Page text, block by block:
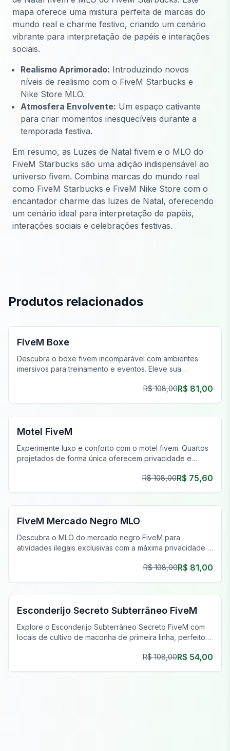
mapa oferece uma mistura perfeita de marcas do
mundo real e charme festivo, criando um cenário
vibrante para interpretação de papéis e interações
sociais.
Realismo Aprimorado: Introduzindo novos
níveis de realismo com o FiveM Starbucks e
Nike Store MLO.
Atmosfera Envolvente: Um espaço cativante
para criar momentos inesquecíveis durante a
temporada festiva.
Em resumo, as Luzes de Natal fivem e o MLO do
FiveM Starbucks são uma adição indispensável ao
universo fivem. Combina marcas do mundo real
como FiveM Starbucks e FiveM Nike Store com o
encantador charme das luzes de Natal, oferecendo
um cenário ideal para interpretação de papéis,
interações sociais e celebrações festivas.
Produtos relacionados
FiveM Boxe
Descubra o boxe fivem incomparável com ambientes
imersivos para treinamento e eventos. Eleve sua
R$ 108,00R$ 81,00
FiveM Negócios MLO
Motel FiveM
Experimente luxo e conforto com o motel fivem. Quartos
projetados de forma única oferecem privacidade e
R$ 108,00R$ 75,60
FiveM Drogas MLO
FiveM Mercado Negro MLO
Descubra o MLO do mercado negro FiveM para
atividades ilegais exclusivas com a máxima privacidade e
R$ 108,00R$ 81,00
FiveM Gangue MLO
Esconderijo Secreto Subterrâneo FiveM
Explore o Esconderijo Subterrâneo Secreto FiveM com
locais de cultivo de maconha de primeira linha, perfeitos
R$ 108,00R$ 54,00